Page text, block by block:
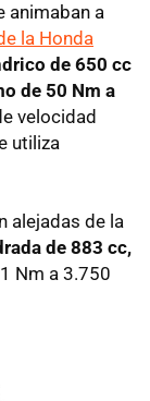
animaban a
la Honda
de 650 cc
de 50 Nm a
velocidad
utiliza
alejadas de la
de 883 cc,
Nm a 3.750